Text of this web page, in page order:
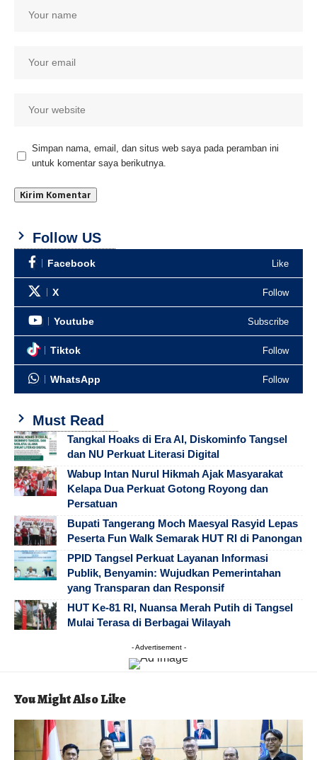
Simpan nama, email, dan situs web saya pada peramban ini
untuk komentar saya berikutnya.
Follow US
Facebook Like
X Follow
Youtube Subscribe
Tiktok Follow
WhatsApp Follow
Must Read
Tangkal Hoaks di Era AI, Diskominfo Tangsel
dan NU Perkuat Literasi Digital
Wabup Intan Nurul Hikmah Ajak Masyarakat
Kelapa Dua Perkuat Gotong Royong dan
Persatuan
Bupati Tangerang Moch Maesyal Rasyid Lepas
Peserta Fun Walk Semarak HUT RI di Panongan
PPID Tangsel Perkuat Layanan Informasi
Publik, Benyamin: Wujudkan Pemerintahan
yang Transparan dan Responsif
HUT Ke-81 RI, Nuansa Merah Putih di Tangsel
Mulai Terasa di Berbagai Wilayah
- Advertisement -
You Might Also Like